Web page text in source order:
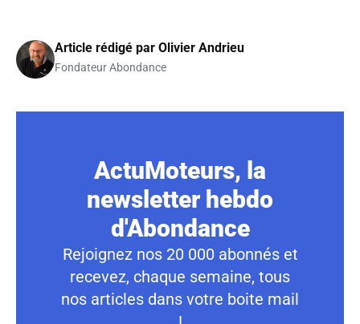
Article rédigé par Olivier Andrieu
Fondateur Abondance
ActuMoteurs, la
newsletter hebdo
d'Abondance
Rejoignez nos 20 000 abonnés et
recevez, chaque semaine, tous
nos articles dans votre boite mail